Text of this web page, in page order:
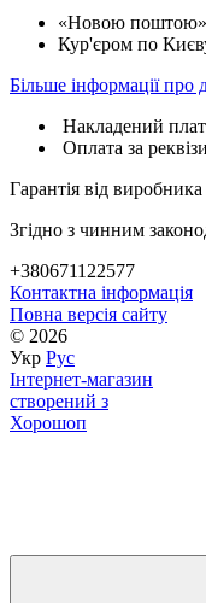
«Новою поштою»
Кур'єром по
Більше інформації про
Накладений
Оплата за
Гарантія від виробника
Згідно з чинним
+380671122577
Контактна інформація
Повна версія сайту
© 2026
Укр Рус
Інтернет-магазин
створений з
Хорошоп